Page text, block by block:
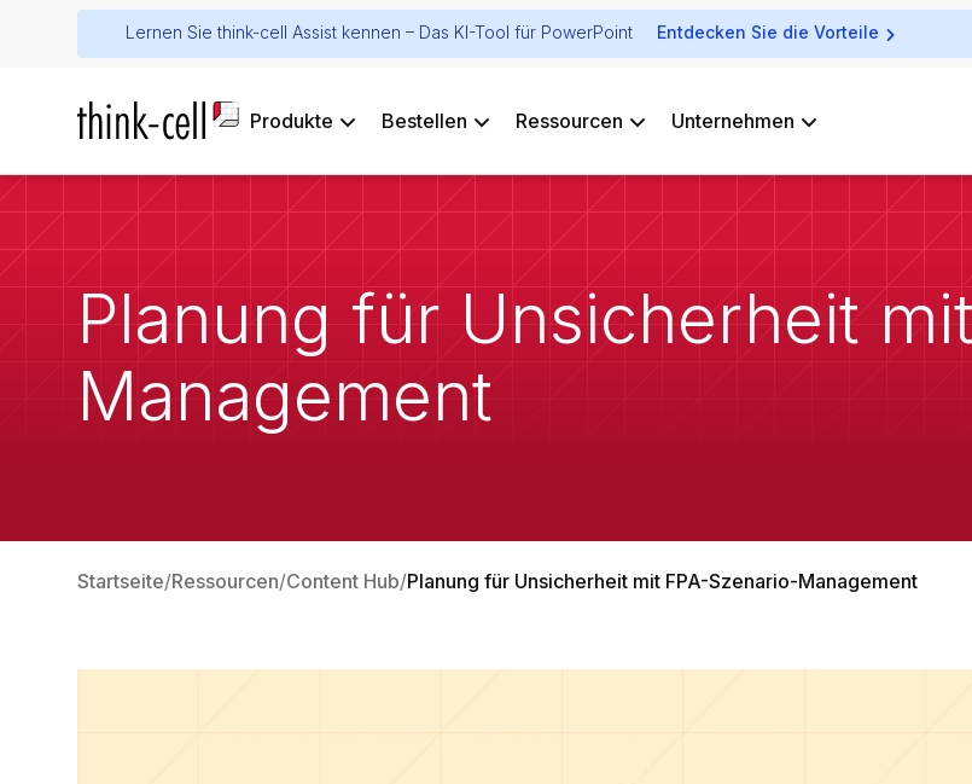
Lernen Sie think-cell Assist kennen – Das KI-Tool für PowerPoint Entdecken Sie die Vorteile
Produkte Bestellen Ressourcen Unternehmen
Planung für Unsicherheit
Management
Startseite Ressourcen Content Hub Planung für Unsicherheit mit FPA-Szenario-Management